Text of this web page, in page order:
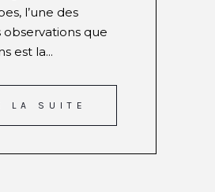
l’une des
que
est la...
LA SUITE